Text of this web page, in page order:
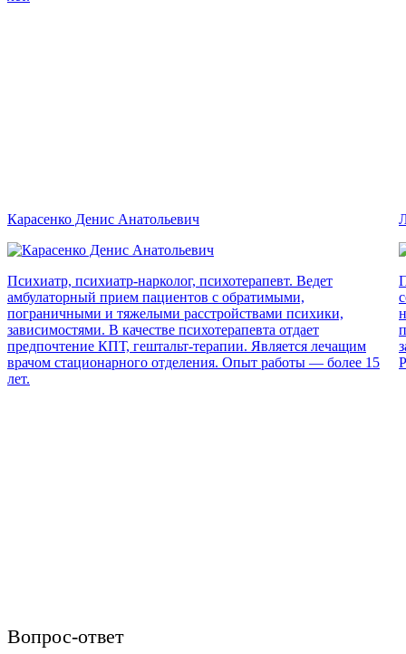
Карасенко Денис Анатольевич
Психиатр, психиатр-нарколог, психотерапевт. Ведет
амбулаторный прием пациентов с обратимыми,
пограничными и тяжелыми расстройствами психики,
зависимостями. В качестве психотерапевта отдает
предпочтение КПТ, гештальт-терапии. Является лечащим
врачом стационарного отделения. Опыт работы — более 15
лет.
Вопрос-ответ